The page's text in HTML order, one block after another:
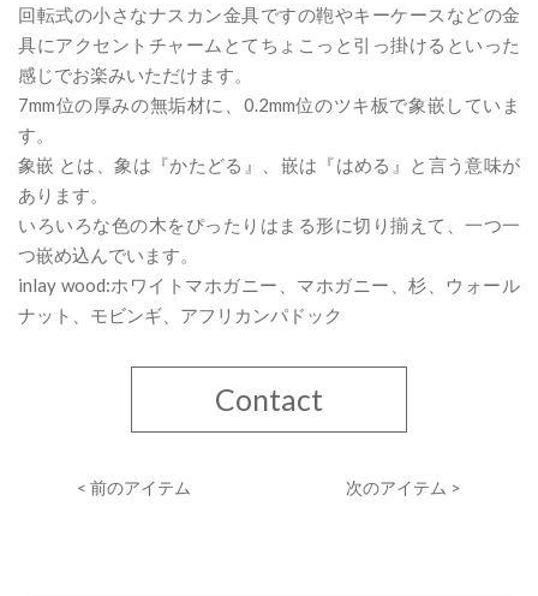
回転式の小さなナスカン金具ですの鞄やキーケースなどの金
具にアクセントチャームとてちょこっと引っ掛けるといった
感じでお楽みいただけます。
7mm位の厚みの無垢材に、0.2mm位のツキ板で象嵌していま
す。
象嵌 とは、象は『かたどる』、嵌は『はめる』と言う意味が
あります。
いろいろな色の木をぴったりはまる形に切り揃えて、一つ一
つ嵌め込んでいます。
inlay wood:ホワイトマホガニー、マホガニー、杉、ウォール
ナット、モビンギ、アフリカンパドック
Contact
< 前のアイテム 次のアイテム >